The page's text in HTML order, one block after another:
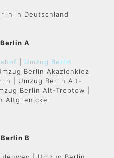
in Deutschland
A
Umzug Berlin
Berlin Akazienkiez
| Umzug Berlin Alt-
Berlin Alt-Treptow |
Altglienicke
B